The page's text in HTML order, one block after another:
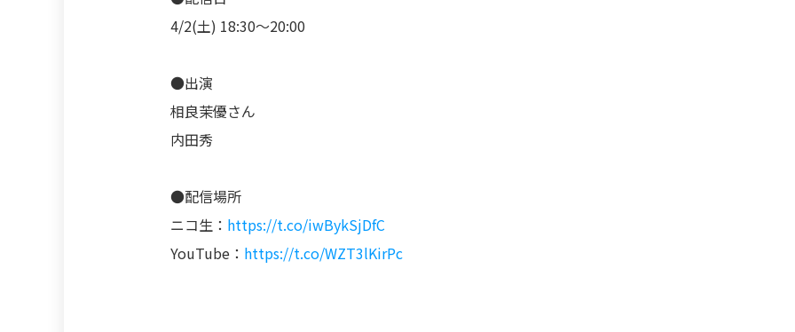
4/2(土) 18:30〜20:00
●出演
相良茉優さん
内田秀
●配信場所
ニコ生： https://t.co/iwBykSjDfC
YouTube： https://t.co/WZT3lKirPc